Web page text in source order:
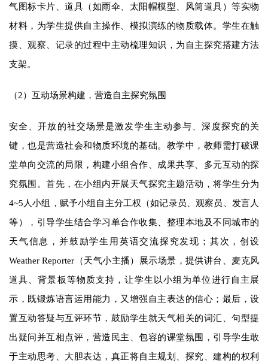
气图标卡片、道具（如雨伞、太阳帽模型、风筒道具）等实物
材料，为学生提供自主操作、模拟演练的物质载体。学生在触
摸、观察、记录的过程中主动梳理知识，为自主探究搭建方法
支架。
（2）互动场景构建，营造自主探究氛围
安全、开放的社交场景是激发学生主动参与、深度探究的关
键，也是营造社会和物质环境的基础。教学中，教师需打破课
堂单向交流的局限，构建小组合作、成果共享、多元互动的探
究氛围。首先，在小组内开展天气探究主题活动，将学生分为
4~5人小组，赋予小组自主分工权（如记录员、观察员、发言人
等），引导学生结合学习单合作收集、整理本地及不同城市的
天气信息，并鼓励学生用英语交流探究发现；其次，创设
Weather Reporter（天气小主播）展示场景，提供讲台、麦克风
道具、背景板等物质支持，让学生以小组为单位进行自主展
示，既锻炼语言运用能力，又增强自主表达的信心；最后，设
置互动答疑与互评环节，鼓励学生就天气相关的词汇、句型提
出疑问并互相点评，营造民主、包容的课堂氛围，引导学生敢
于主动思考、大胆表达，真正将自主规划、探究、建构的权利